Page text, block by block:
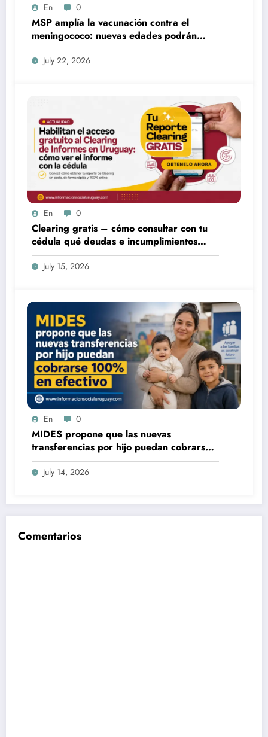
En 0
MSP amplía la vacunación contra el
meningococo: nuevas edades podrán
acceder desde fines de julio
July 22, 2026
En 0
Clearing gratis – cómo consultar con tu
cédula qué deudas e incumplimientos
tenés
July 15, 2026
En 0
MIDES propone que las nuevas
transferencias por hijo puedan cobrarse
100% en efectivo: qué cambiaría desde
2027July 14, 2026
Comentarios